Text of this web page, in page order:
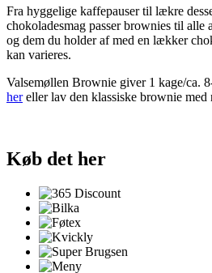
Fra hyggelige kaffepauser til lækre
chokoladesmag passer brownies til
og dem du holder af med en lækker
kan varieres.
Valsemøllen Brownie giver 1 kage/ca.
hereller lav den klassiske brownie med
Køb det her